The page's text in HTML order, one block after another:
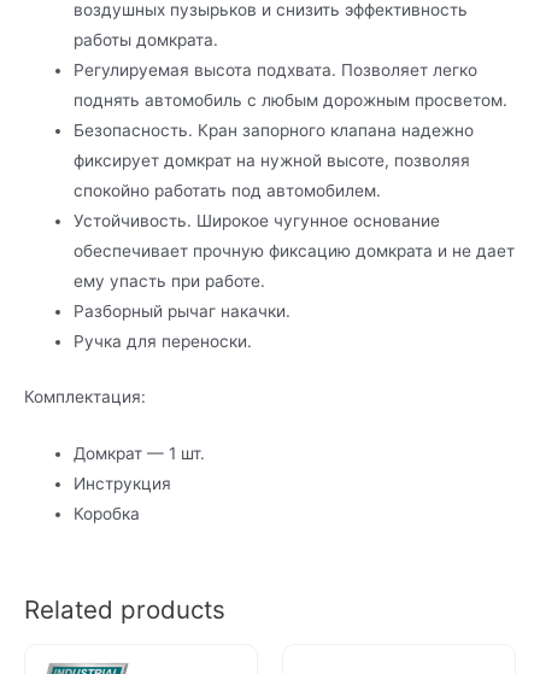
воздушных пузырьков и снизить эффективность
работы домкрата.
Регулируемая высота подхвата. Позволяет легко
поднять автомобиль с любым дорожным просветом.
Безопасность. Кран запорного клапана надежно
фиксирует домкрат на нужной высоте, позволяя
спокойно работать под автомобилем.
Устойчивость. Широкое чугунное основание
обеспечивает прочную фиксацию домкрата и не дает
ему упасть при работе.
Разборный рычаг накачки.
Ручка для переноски.
Комплектация:
Домкрат — 1 шт.
Инструкция
Коробка
Related products